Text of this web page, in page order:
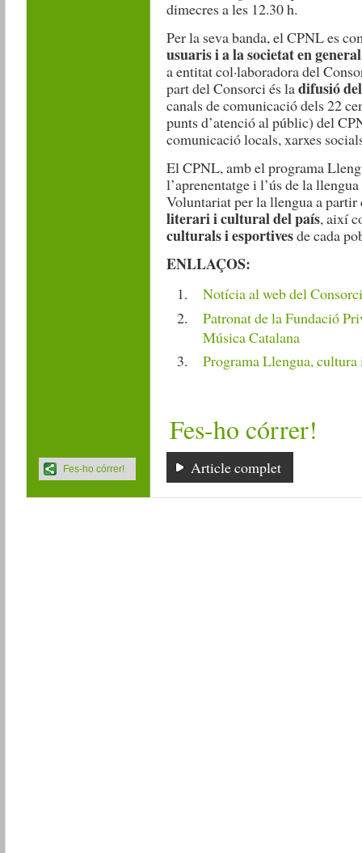
dimecres a les 12.30 h.
Per la seva banda, el CPNL es
usuaris i a la societat en general
a entitat col·laboradora del
part del Consorci és ladifusió
canals de comunicació dels 22
punts d’atenció al públic) del
comunicació locals, xarxes
El CPNL, amb el programa
l’aprenentatge i l’ús de la
Voluntariat per la llengua a
literari i cultural del país, així
culturals i esportivesde cada
ENLLAÇOS:
Notícia al web del
Patronat de la Fundació
Música Catalana
Programa Llengua, cultura
Fes-ho córrer!
Article complet
Fes-ho córrer!